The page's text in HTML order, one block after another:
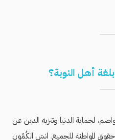
أهل النوبة؟
لحماية الدنيا وتنزيه الدين عن
المواطنة للجميع. انسَ الكُمُون